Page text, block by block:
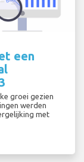
een
groei gezien
werden
met